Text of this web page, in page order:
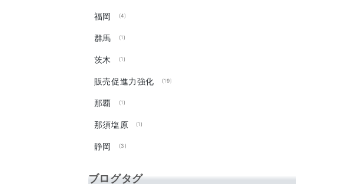
福岡 (4)
群馬 (1)
茨木 (1)
販売促進力強化 (19)
那覇 (1)
那須塩原 (1)
静岡 (3)
ブログタグ